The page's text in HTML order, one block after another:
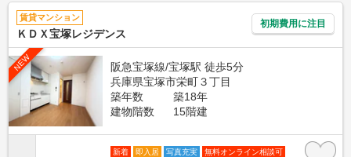
賃貸マンション
ＫＤＸ宝塚レジデンス
初期費用に注目
NEW
阪急宝塚線/宝塚駅 徒歩5分
兵庫県宝塚市栄町３丁目
築年数
築18年
建物階数
15階建
新着 即入居 写真充実 無料オンライン相談可